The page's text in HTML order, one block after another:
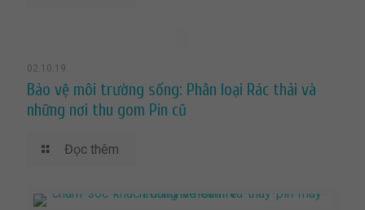
02.10.19
Bảo vệ môi trường sống: Phân loại Rác thải và
những nơi thu gom Pin cũ
Đọc thêm